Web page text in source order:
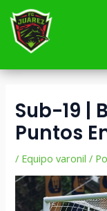
contenido
Sub-19 |
Puntos
/ Equipo varonil /
Navegación
de
entradas